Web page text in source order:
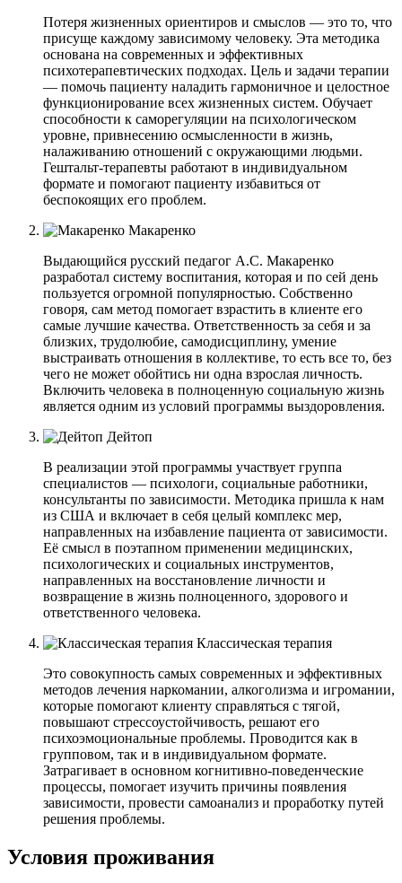
Потеря жизненных ориентиров и смыслов — это то, что
присуще каждому зависимому человеку. Эта методика
основана на современных и эффективных
психотерапевтических подходах. Цель и задачи терапии
— помочь пациенту наладить гармоничное и целостное
функционирование всех жизненных систем. Обучает
способности к саморегуляции на психологическом
уровне, привнесению осмысленности в жизнь,
налаживанию отношений с окружающими людьми.
Гештальт-терапевты работают в индивидуальном
формате и помогают пациенту избавиться от
беспокоящих его проблем.
Макаренко
Выдающийся русский педагог А.С. Макаренко
разработал систему воспитания, которая и по сей день
пользуется огромной популярностью. Собственно
говоря, сам метод помогает взрастить в клиенте его
самые лучшие качества. Ответственность за себя и за
близких, трудолюбие, самодисциплину, умение
выстраивать отношения в коллективе, то есть все то, без
чего не может обойтись ни одна взрослая личность.
Включить человека в полноценную социальную жизнь
является одним из условий программы выздоровления.
Дейтоп
В реализации этой программы участвует группа
специалистов — психологи, социальные работники,
консультанты по зависимости. Методика пришла к нам
из США и включает в себя целый комплекс мер,
направленных на избавление пациента от зависимости.
Её смысл в поэтапном применении медицинских,
психологических и социальных инструментов,
направленных на восстановление личности и
возвращение в жизнь полноценного, здорового и
ответственного человека.
Классическая терапия
Это совокупность самых современных и эффективных
методов лечения наркомании, алкоголизма и игромании,
которые помогают клиенту справляться с тягой,
повышают стрессоустойчивость, решают его
психоэмоциональные проблемы. Проводится как в
групповом, так и в индивидуальном формате.
Затрагивает в основном когнитивно-поведенческие
процессы, помогает изучить причины появления
зависимости, провести самоанализ и проработку путей
решения проблемы.
Условия проживания